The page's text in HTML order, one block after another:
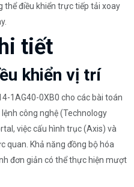
thể điều khiển trực tiếp tải xoay
tiết
khiển vị trí
1AG40-0XB0 cho các bài toán
công nghệ (Technology
việc cấu hình trục (Axis) và
quan. Khả năng đồng bộ hóa
đơn giản có thể thực hiện mượt